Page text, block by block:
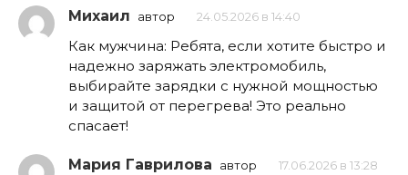
Михаил автор 24.05.2026 в 14:40
Как мужчина: Ребята, если хотите быстро и
надежно заряжать электромобиль,
выбирайте зарядки с нужной мощностью
и защитой от перегрева! Это реально
спасает!
Мария Гаврилова автор 17.06.2026 в 13:28